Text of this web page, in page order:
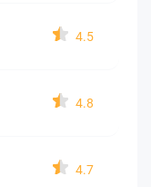
4.5
4.8
4.7